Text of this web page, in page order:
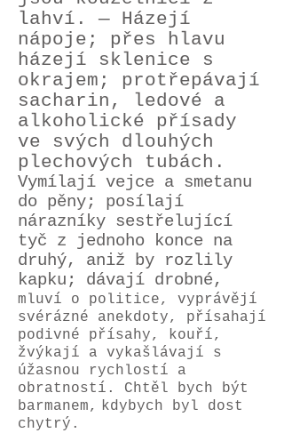
lahví. — Házejí
nápoje; přes hlavu
házejí sklenice s
okrajem; protřepávají
sacharin, ledové a
alkoholické přísady
ve svých dlouhých
plechových tubách.
Vymílají vejce a smetanu
do pěny; posílají
nárazníky sestřelující
tyč z jednoho konce na
druhý, aniž by rozlily
kapku; dávají drobné,
mluví o politice, vyprávějí
svérázné anekdoty, přísahají
podivné přísahy, kouří,
žvýkají a vykašlávají s
úžasnou rychlostí a
obratností. Chtěl bych být
barmanem, kdybych byl dost
chytrý.